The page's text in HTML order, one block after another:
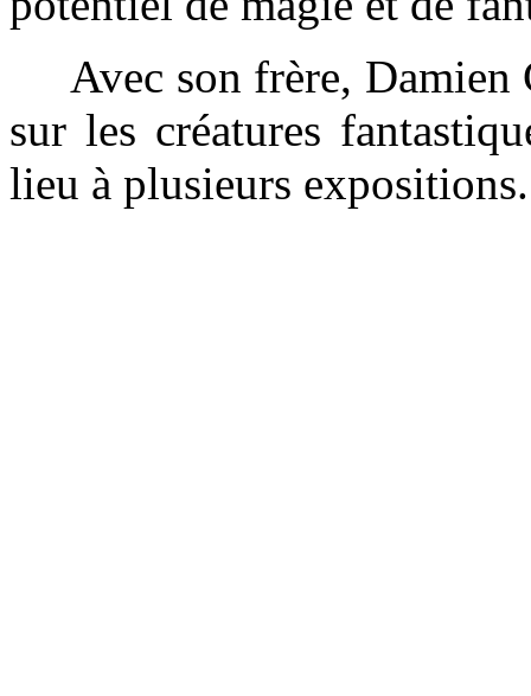
Avec son frère, Damien
sur les créatures
lieu à plusieurs expositions.